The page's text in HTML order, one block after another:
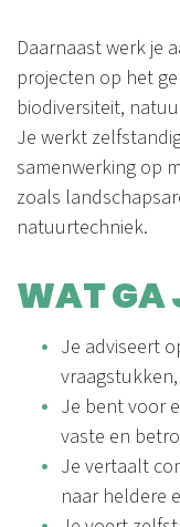
Daarnaast werk je
projecten op het
biodiversiteit,
Je werkt
samenwerking op
zoals
natuurtechniek.
WAT GA
Je adviseert
Je bent voor
vaste en
Je vertaalt
naar heldere